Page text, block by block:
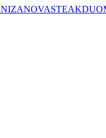
NIZANOVASTEAKDUO